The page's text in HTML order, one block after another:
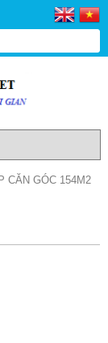
CĂN GÓC 154M2